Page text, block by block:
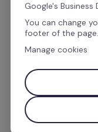
Tudo
Google's Business
You can change
footer of the page.
Manage cookies